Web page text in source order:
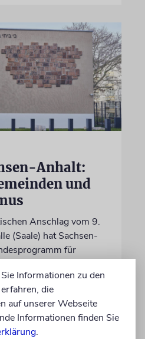
Anhalt:
und
Anschlag vom 9.
(Saale) hat Sachsen-
für
und zu schützen
Informationen zu den
die
auf unserer Webseite
Informationen finden Sie
.